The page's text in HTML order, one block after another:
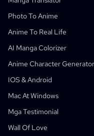
Photo To Anime
Anime To Real Life
AI Manga Colorizer
Anime Character Generator
IOS & Android
Mac At Windows
Mga Testimonial
Wall Of Love
AI Cartoon Generator
Gawing Komiks Ang Larawan
Turn Picture Into Cartoon
AI Webtoon Generator
AI Manhwa Generator
AI Manga Generator
Social Media Comics
Bible Comic Maker
AI Video Generator
Children's Storybook Maker
AI Storybook Generator
AI Educational Comics
Mga Generative Workflows
Webtoons